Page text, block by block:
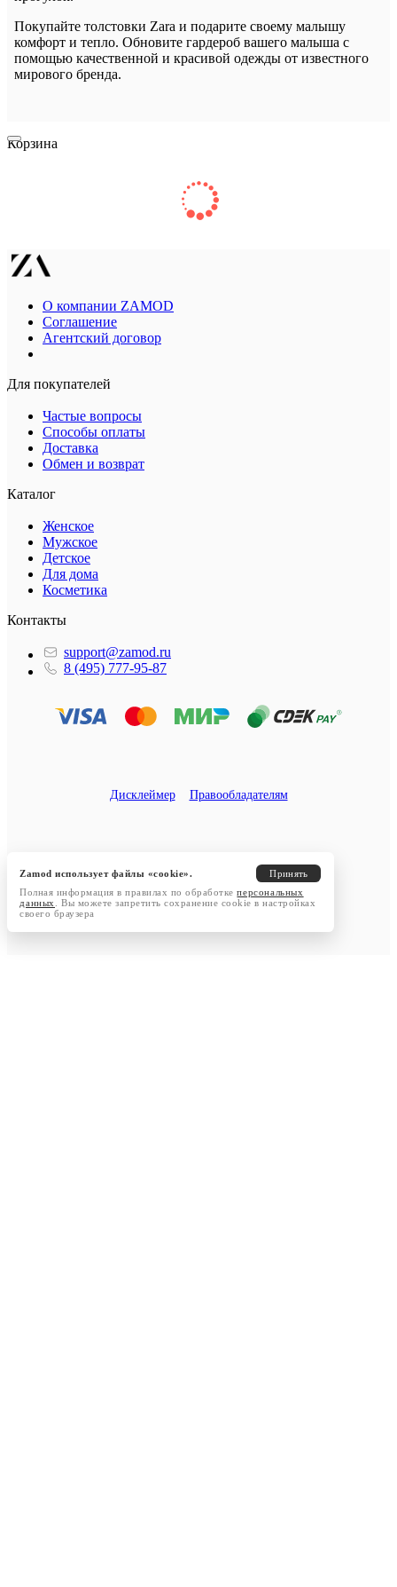
Покупайте толстовки Zara и подарите своему малышу
комфорт и тепло. Обновите гардероб вашего малыша с
помощью качественной и красивой одежды от известного
мирового бренда.
Корзина
О компании ZAMOD
Соглашение
Агентский договор
Для покупателей
Частые вопросы
Способы оплаты
Доставка
Обмен и возврат
Каталог
Женское
Мужское
Детское
Для дома
Косметика
Контакты
support@zamod.ru
8 (495) 777-95-87
Дисклеймер Правообладателям
Zamod использует файлы «cookie».
Принять
Полная информация в правилах по обработкеперсональных
данных
. Вы можете запретить сохранение cookie в настройках
своего браузера